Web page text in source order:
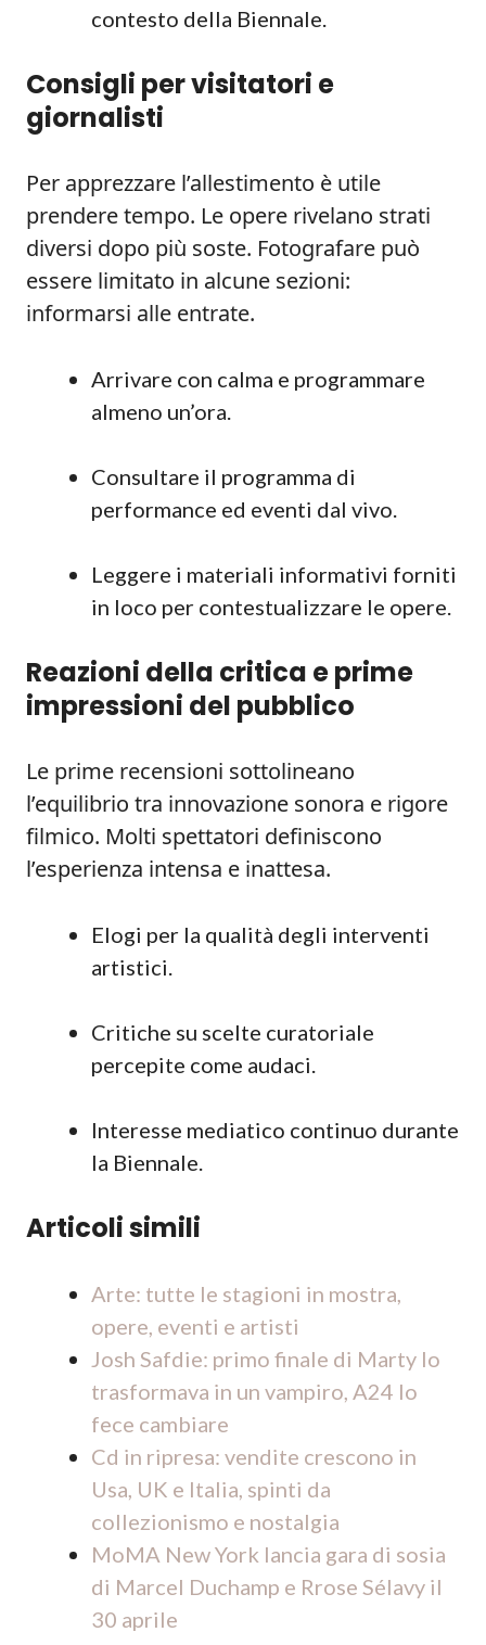
contesto della Biennale.
Consigli per visitatori e
giornalisti
Per apprezzare l’allestimento è utile
prendere tempo. Le opere rivelano strati
diversi dopo più soste. Fotografare può
essere limitato in alcune sezioni:
informarsi alle entrate.
Arrivare con calma e programmare
almeno un’ora.
Consultare il programma di
performance ed eventi dal vivo.
Leggere i materiali informativi forniti
in loco per contestualizzare le opere.
Reazioni della critica e prime
impressioni del pubblico
Le prime recensioni sottolineano
l’equilibrio tra innovazione sonora e rigore
filmico. Molti spettatori definiscono
l’esperienza intensa e inattesa.
Elogi per la qualità degli interventi
artistici.
Critiche su scelte curatoriale
percepite come audaci.
Interesse mediatico continuo durante
la Biennale.
Articoli simili
Arte: tutte le stagioni in mostra,
opere, eventi e artisti
Josh Safdie: primo finale di Marty lo
trasformava in un vampiro, A24 lo
fece cambiare
Cd in ripresa: vendite crescono in
Usa, UK e Italia, spinti da
collezionismo e nostalgia
MoMA New York lancia gara di sosia
di Marcel Duchamp e Rrose Sélavy il
30 aprile